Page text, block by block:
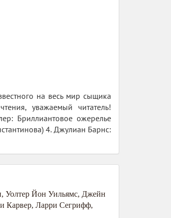
на весь мир сыщика
уважаемый читатель!
Бриллиантовое ожерелье
4. Джулиан Барнс:
, Уолтер Йон Уильямс, Джейн
Карвер, Ларри Сегрифф,